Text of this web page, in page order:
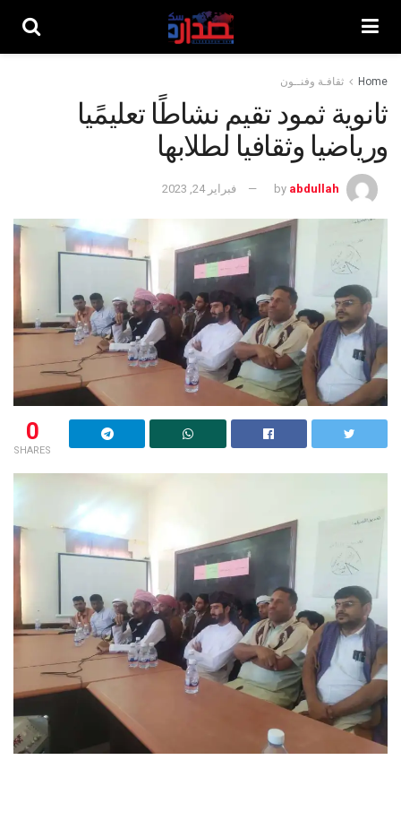
Home ثقافـة وفنــون
ثانوية ثمود تقيم نشاطًا تعليمًيا
ورياضيا وثقافيا لطلابها
by abdullah فبراير 24, 2023
0
SHARES